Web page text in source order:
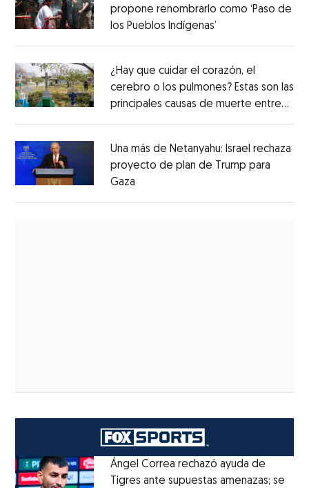
propone renombrarlo como ‘Paso de
los Pueblos Indígenas’
¿Hay que cuidar el corazón, el
cerebro o los pulmones? Estas son las
principales causas de muerte entre
los mexicanos
Una más de Netanyahu: Israel rechaza
proyecto de plan de Trump para
Gaza
Ángel Correa rechazó ayuda de
Tigres ante supuestas amenazas; se